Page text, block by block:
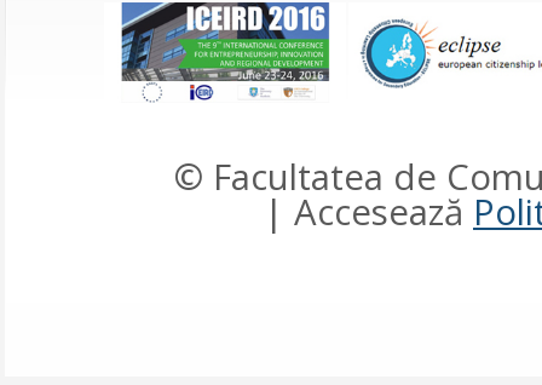
© Facultatea de
| Accesează